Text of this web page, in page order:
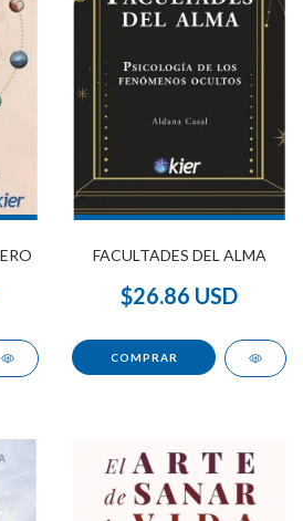
FACULTADES DEL ALMA
$26.86 USD